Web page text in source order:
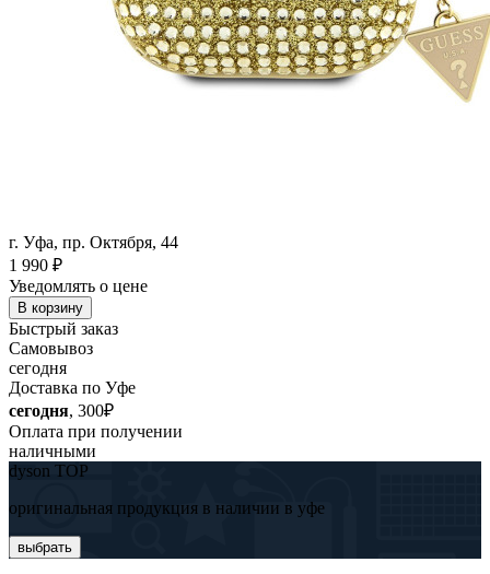
г. Уфа, пр. Октября, 44
1 990 ₽
Уведомлять о цене
В корзину
Быстрый заказ
Самовывоз
сегодня
Доставка по Уфе
сегодня, 300₽
Оплата при получении
наличными
dyson TOP
оригинальная продукция в наличии в уфе
выбрать